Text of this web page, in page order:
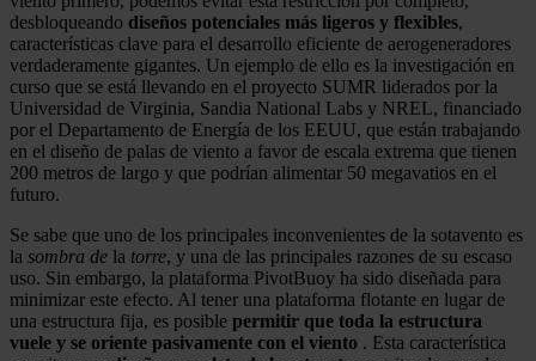
desbloqueando diseños potenciales más ligeros y flexibles,
características clave para el desarrollo eficiente de aerogeneradores
verdaderamente gigantes. Un ejemplo de ello es la investigación en
curso que se está llevando en el proyecto SUMR liderados por la
Universidad de Virginia, Sandia National Labs y NREL, financiado
por el Departamento de Energía de los EEUU, que están trabajando
en el diseño de palas de viento a favor de escala extrema que tienen
200 metros de largo y que podrían alimentar 50 megavatios en el
futuro.
Se sabe que uno de los principales inconvenientes de la sotavento es
la sombra de la torre, y una de las principales razones de su escaso
uso. Sin embargo, la plataforma PivotBuoy ha sido diseñada para
minimizar este efecto. Al tener una plataforma flotante en lugar de
una estructura fija, es posible permitir que toda la estructura
vuele y se oriente pasivamente con el viento . Esta característica